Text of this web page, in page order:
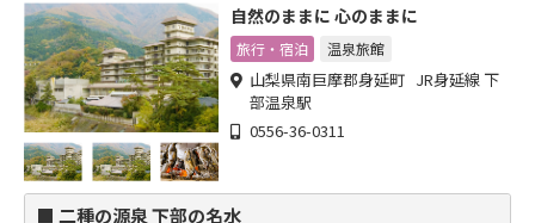
自然のままに 心のままに
旅行・宿泊 温泉旅館
山梨県南巨摩郡身延町 JR身延線 下
部温泉駅
0556-36-0311
■ 二種の源泉 下部の名水